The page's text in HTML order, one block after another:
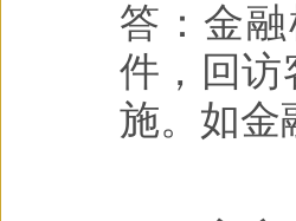
答：金
件，回访
施。如金